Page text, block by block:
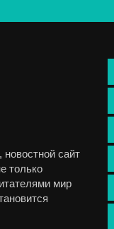
сайт
только
мир